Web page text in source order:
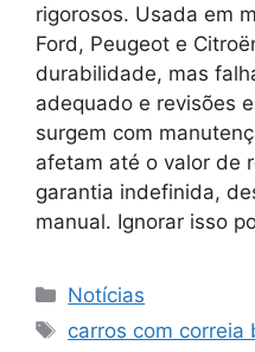
rigorosos. Usada em
Ford, Peugeot e
durabilidade, mas
adequado e revisões
surgem com
afetam até o valor de
garantia indefinida,
manual. Ignorar isso
Categorias
Notícias
Tags
carros com correia